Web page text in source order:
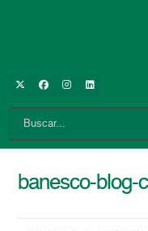
banesco-blog-